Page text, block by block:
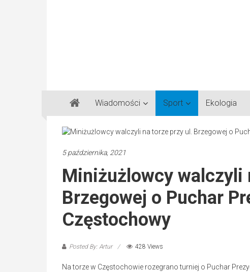
Gazeta
Regionalna
Częstochowa,
Lubliniec,
Wiadomości Sport Ekologia
5 października, 2021
Miniżużlowcy walczyli
Brzegowej o Puchar
Częstochowy
Posted By: Artur 428 Views
Na torze w Częstochowie rozegrano turniej o Puchar